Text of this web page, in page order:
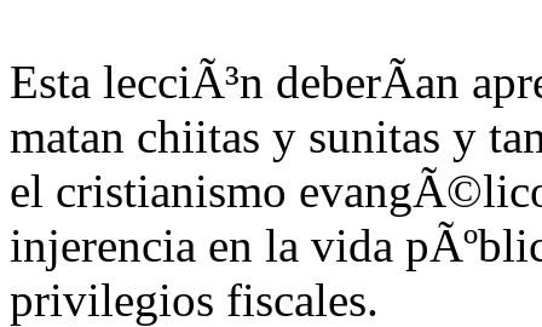
Esta lecciÃ³n deberÃ­an
matan chiitas y sunitas y
el cristianismo
injerencia en la vida
privilegios fiscales.